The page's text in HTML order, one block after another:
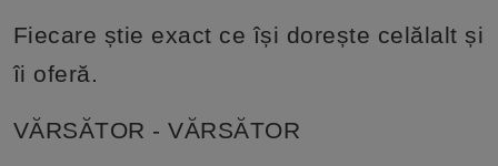
Fiecare știe exact ce își dorește celălalt și
îi oferă.
VĂRSĂTOR - VĂRSĂTOR